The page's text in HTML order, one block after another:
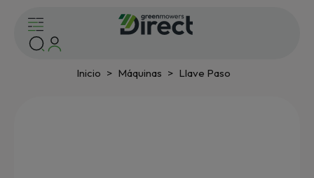
Inicio Máquinas Llave Paso